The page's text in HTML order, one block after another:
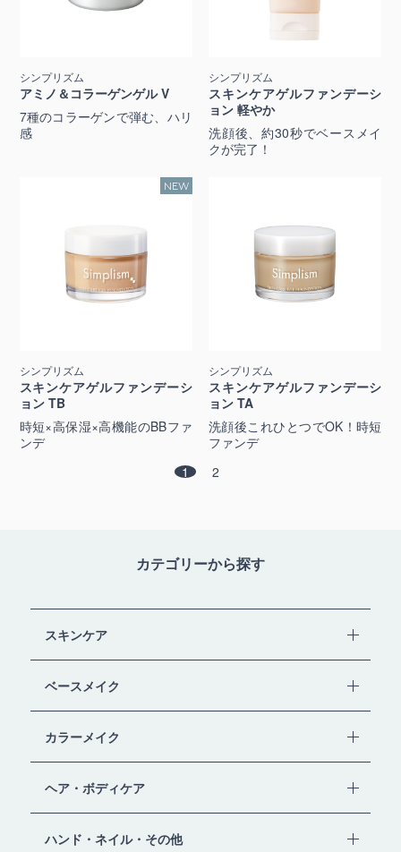
シンプリズム
アミノ＆コラーゲンゲル V
7種のコラーゲンで弾む、ハリ
感
シンプリズム
スキンケアゲルファンデーシ
ョン 軽やか
洗顔後、約30秒でベースメイ
クが完了！
シンプリズム
スキンケアゲルファンデーシ
ョン TB
時短×高保湿×高機能のBBファ
ンデ
シンプリズム
スキンケアゲルファンデーシ
ョン TA
洗顔後これひとつでOK！時短
ファンデ
1
2
カテゴリーから探す
スキンケア
ベースメイク
カラーメイク
ヘア・ボディケア
ハンド・ネイル・その他